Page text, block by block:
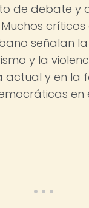
de debate y
críticos
señalan la
y la
actual y en la
en